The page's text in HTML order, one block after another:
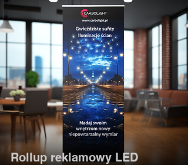
Rollup reklamowy LED